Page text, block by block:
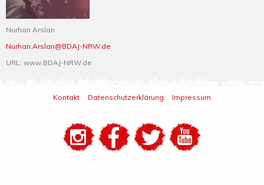
Nurhan Arslan
Nurhan.Arslan@BDAJ-NRW.de
URL: www.BDAJ-NRW.de
Kontakt Datenschutzerklärung Impressum